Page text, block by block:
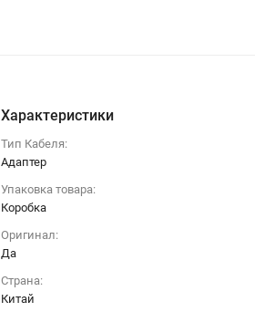
Характеристики
Тип Кабеля:
Адаптер
Упаковка товара:
Коробка
Оригинал:
Да
Страна:
Китай